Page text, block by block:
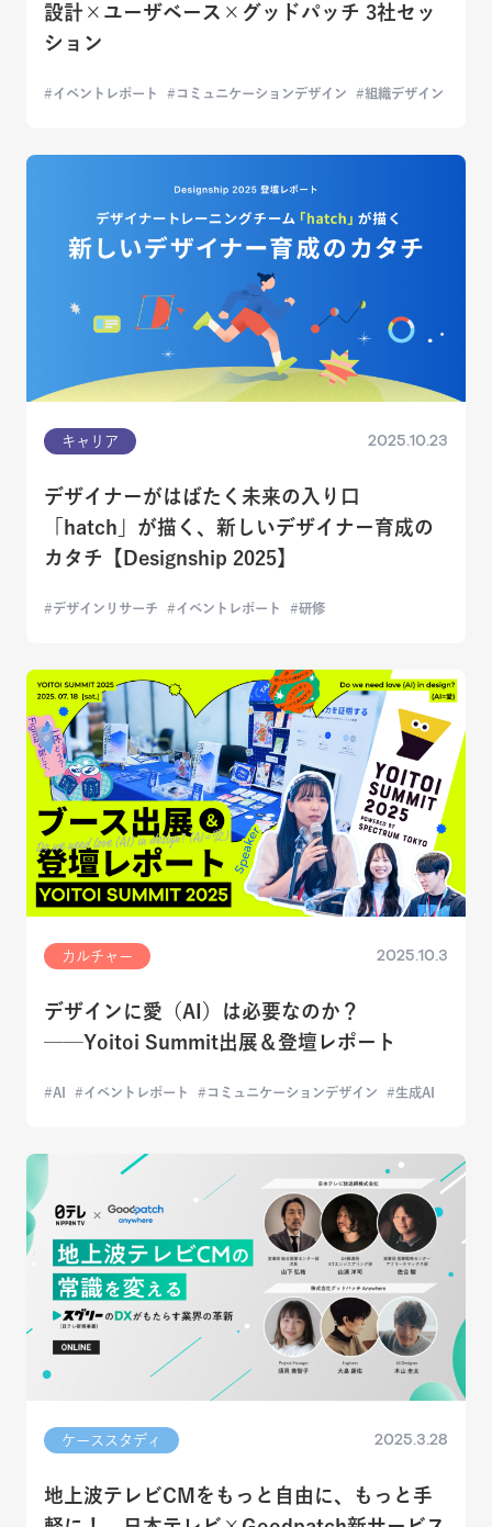
設計×ユーザベース×グッドパッチ 3社セッ
ション
イベントレポート コミュニケーションデザイン 組織デザイン
キャリア 2025.10.23
デザイナーがはばたく未来の入り口
「hatch」が描く、新しいデザイナー育成の
カタチ【Designship 2025】
デザインリサーチ イベントレポート 研修
カルチャー 2025.10.3
デザインに愛（AI）は必要なのか？
──Yoitoi Summit出展＆登壇レポート
AI イベントレポート コミュニケーションデザイン 生成AI
ケーススタディ 2025.3.28
地上波テレビCMをもっと自由に、もっと手